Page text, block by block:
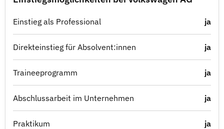
Einstieg als Professional ja
Direkteinstieg für Absolvent:innen ja
Traineeprogramm ja
Abschlussarbeit im Unternehmen ja
Praktikum ja